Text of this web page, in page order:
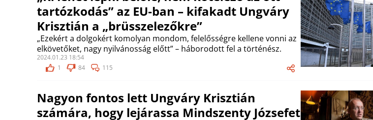
tartózkodás” az EU-ban – kifakadt Ungváry
Krisztián a „brüsszelezőkre”
„Ezekért a dolgokért komolyan mondom, felelősségre kellene vonni az
elkövetőket, nagy nyilvánosság előtt” – háborodott fel a történész.
2024.01.23 18:54
1
84 115
Nagyon fontos lett Ungváry Krisztián
számára, hogy lejárassa Mindszenty Józsefet